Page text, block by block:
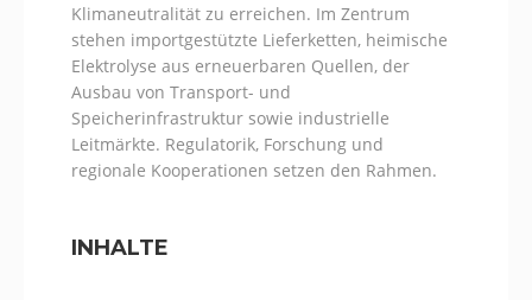
Klimaneutralität zu erreichen. Im Zentrum
stehen importgestützte Lieferketten, heimische
Elektrolyse aus erneuerbaren Quellen, der
Ausbau von Transport- und
Speicherinfrastruktur sowie industrielle
Leitmärkte. Regulatorik, Forschung und
regionale Kooperationen setzen den Rahmen.
INHALTE